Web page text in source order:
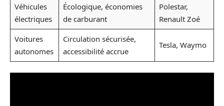
Véhicules
électriques
Écologique, économies
de carburant
Polestar,
Renault Zoé
Voitures
autonomes
Circulation sécurisée,
accessibilité accrue
Tesla, Waymo